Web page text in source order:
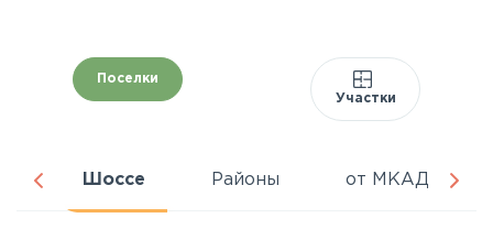
Поселки
Участки
Шоссе Районы от МКАД